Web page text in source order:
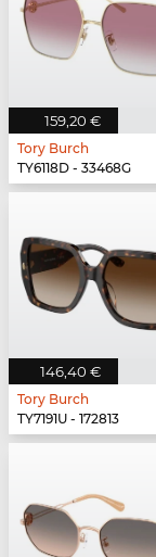
159,20 €
Tory Burch
TY6118D - 33468G
146,40 €
Tory Burch
TY7191U - 172813